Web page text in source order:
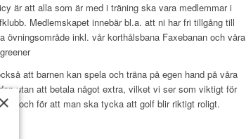
är att alla som är med i träning ska vara medlemmar i
Medlemskapet innebär bl.a. att ni har fri tillgång till
övningsområde inkl. vår korthålsbana Faxebanan och våra
att barnen kan spela och träna på egen hand på våra
utan att betala något extra, vilket vi ser som viktigt för
och för att man ska tycka att golf blir riktigt roligt.
×